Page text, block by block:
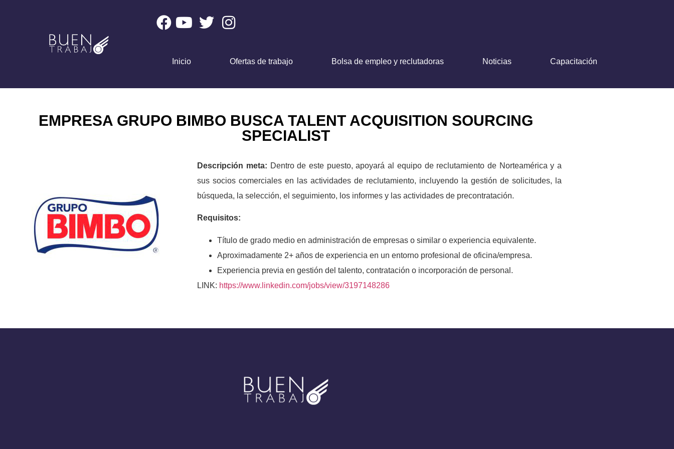
Inicio Ofertas de trabajo Bolsa de empleo y reclutadoras Noticias Capacitación
EMPRESA GRUPO BIMBO BUSCA TALENT ACQUISITION SOURCING
SPECIALIST
Descripción meta: Dentro de este puesto, apoyará al equipo de reclutamiento de Norteamérica y a
sus socios comerciales en las actividades de reclutamiento, incluyendo la gestión de solicitudes, la
búsqueda, la selección, el seguimiento, los informes y las actividades de precontratación.
Requisitos:
Título de grado medio en administración de empresas o similar o experiencia equivalente.
Aproximadamente 2+ años de experiencia en un entorno profesional de oficina/empresa.
Experiencia previa en gestión del talento, contratación o incorporación de personal.
LINK: https://www.linkedin.com/jobs/view/3197148286